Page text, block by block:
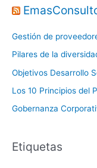
Gestión de
Pilares de la
Objetivos Desarrollo
Los 10 Principios del
Gobernanza
Etiquetas